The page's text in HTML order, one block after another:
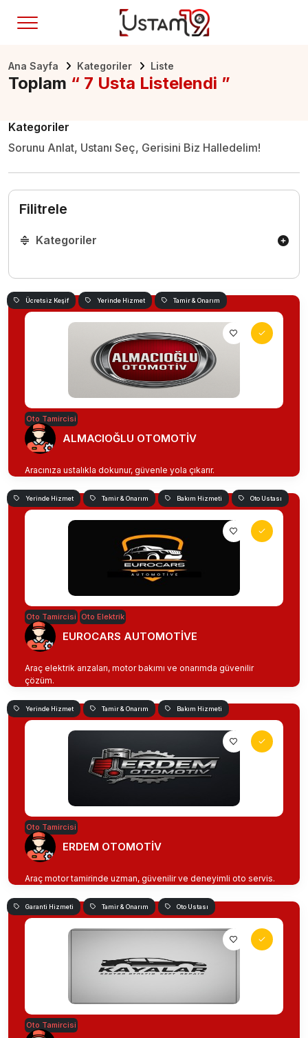
Ana Sayfa Kategoriler Liste
Toplam “ 7 Usta Listelendi ”
Kategoriler
Sorunu Anlat, Ustanı Seç, Gerisini Biz Halledelim!
Filitrele
Kategoriler
Ücretsiz Keşif Yerinde Hizmet Tamir & Onarım
Oto Tamircisi
ALMACIOĞLU OTOMOTİV
Aracınıza ustalıkla dokunur, güvenle yola çıkarır.
Yerinde Hizmet Tamir & Onarım Bakım Hizmeti Oto Ustası
Oto Tamircisi Oto Elektrik
EUROCARS AUTOMOTİVE
Araç elektrik arızaları, motor bakımı ve onarımda güvenilir
çözüm.
Yerinde Hizmet Tamir & Onarım Bakım Hizmeti
Oto Tamircisi
ERDEM OTOMOTİV
Araç motor tamirinde uzman, güvenilir ve deneyimli oto servis.
Garanti Hizmeti Tamir & Onarım Oto Ustası
Oto Tamircisi